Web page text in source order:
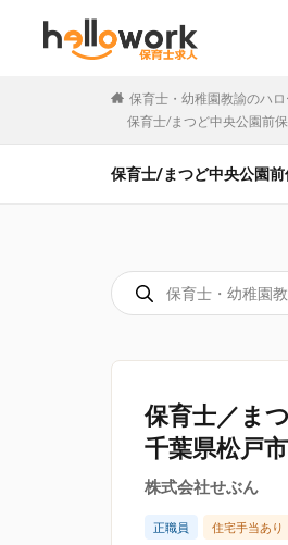
保育士・幼稚園教諭のハ
保育士/まつど中央公園前
保育士/まつど中央公園
保育士／ま
千葉県松戸市
株式会社せぶん
正職員 住宅手当あり